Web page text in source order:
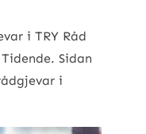
i TRY Råd
Sidan
i